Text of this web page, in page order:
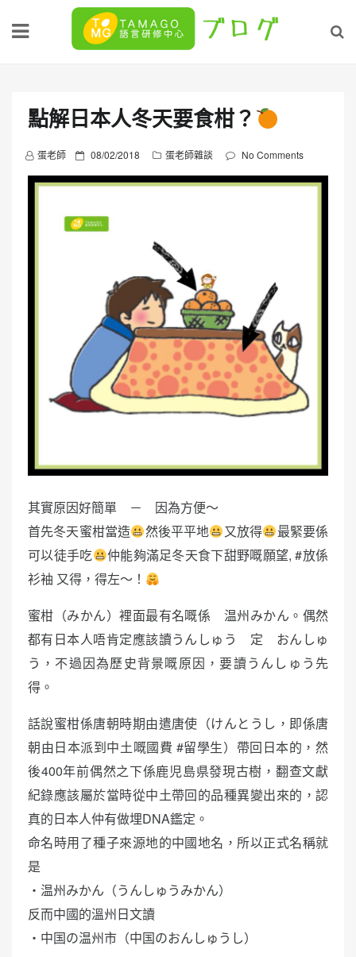
點解日本人冬天要食柑？
蛋老師
P
o
e
08/02/2018 蛋老師雜談 No Comments
其實原因好簡單 － 因為方便～
首先冬天蜜柑當造
然後平平地 又放得
最緊要係
可以徒手吃
仲能夠滿足冬天食下甜野嘅願望, #放係
衫袖 又得，得左～！
蜜柑（みかん）裡面最有名嘅係 温州みかん。偶然
都有日本人唔肯定應該讀うんしゅう 定 おんしゅ
う，不過因為歷史背景嘅原因，要讀うんしゅう先
得。
話說蜜柑係唐朝時期由遣唐使（けんとうし，即係唐
朝由日本派到中土嘅國費 #留學生）帶回日本的，然
後400年前偶然之下係鹿児島県發現古樹，翻查文獻
紀錄應該屬於當時從中土帶回的品種異變出來的，認
真的日本人仲有做埋DNA鑑定。
命名時用了種子來源地的中國地名，所以正式名稱就
是
・温州みかん（うんしゅうみかん）
反而中國的溫州日文讀
・中国の温州市（中国のおんしゅうし）